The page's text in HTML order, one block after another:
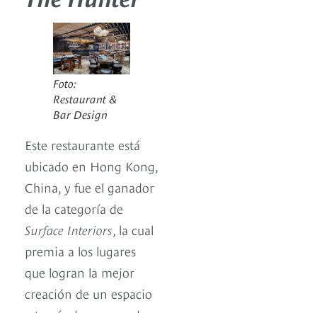
Foto:
Restaurant &
Bar Design
Este restaurante está
ubicado en Hong Kong,
China, y fue el ganador
de la categoría de
Surface Interiors , la cual
premia a los lugares
que logran la mejor
creación de un espacio